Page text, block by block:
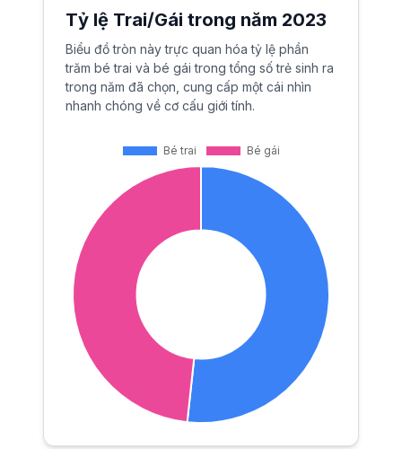
Tỷ lệ Trai/Gái trong năm 2023
Biểu đồ tròn này trực quan hóa tỷ lệ phần
trăm bé trai và bé gái trong tổng số trẻ sinh ra
trong năm đã chọn, cung cấp một cái nhìn
nhanh chóng về cơ cấu giới tính.